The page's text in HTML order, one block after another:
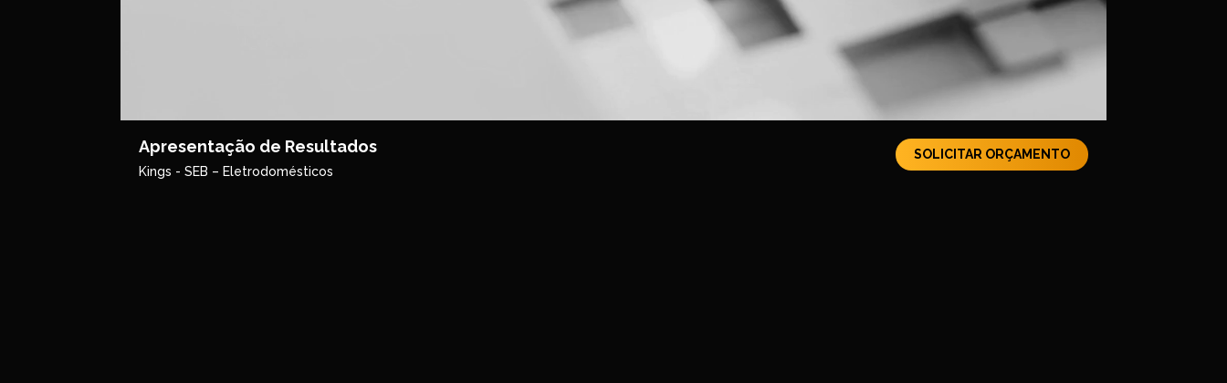
Apresentação de Resultados
Kings - SEB – Eletrodomésticos
SOLICITAR ORÇAMENTO